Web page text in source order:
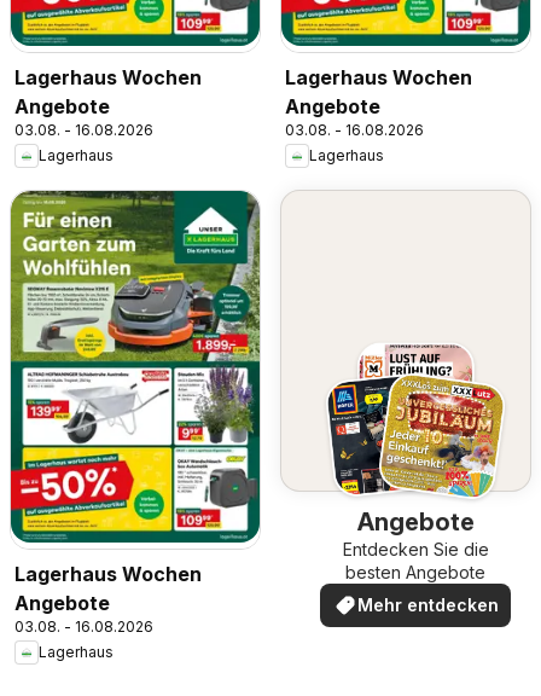
Lagerhaus Wochen
Angebote
03.08. - 16.08.2026
Lagerhaus
Lagerhaus Wochen
Angebote
03.08. - 16.08.2026
Lagerhaus
Lagerhaus Wochen
Angebote
03.08. - 16.08.2026
Lagerhaus
Angebote
Entdecken Sie die
besten Angebote
Mehr entdecken